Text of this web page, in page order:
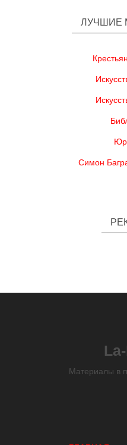
ЛУЧШИЕ
Симон
Материалы в